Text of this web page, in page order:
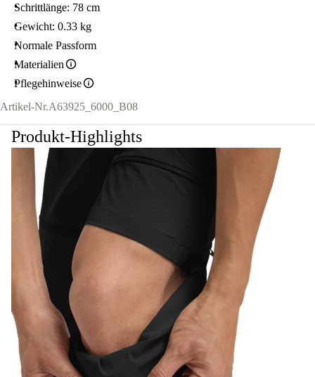
Schrittlänge: 78 cm
Gewicht: 0.33 kg
Normale Passform
Materialien
Pflegehinweise
Artikel-Nr.A63925_6000_B08
Produkt-Highlights